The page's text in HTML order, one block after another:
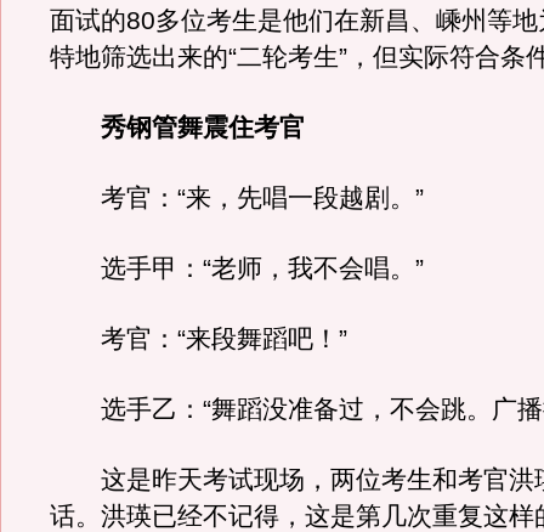
面试的80多位考生是他们在新昌、嵊州等地
特地筛选出来的“二轮考生”，但实际符合条
秀钢管舞震住考官
考官：“来，先唱一段越剧。”
选手甲：“老师，我不会唱。”
考官：“来段舞蹈吧！”
选手乙：“舞蹈没准备过，不会跳。广播
这是昨天考试现场，两位考生和考官洪
话。洪瑛已经不记得，这是第几次重复这样